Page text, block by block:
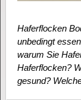
Haferflocken
unbedingt
warum Sie
Haferflocken?
gesund?